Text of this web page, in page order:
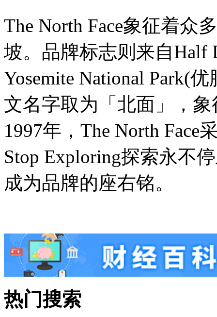
The North Face象征着众
坡。品牌标志则来自Half
Yosemite National Park(
文名字取为「北面」，
1997年，The North Face
Stop Exploring探索永不
成为品牌的座右铭。
热门搜索